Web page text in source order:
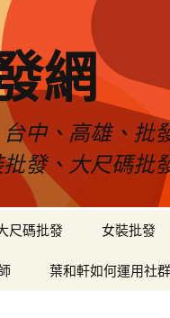
網
中、高雄、
發、大尺碼批
尺碼批發 女裝批發
葉和軒如何運用社